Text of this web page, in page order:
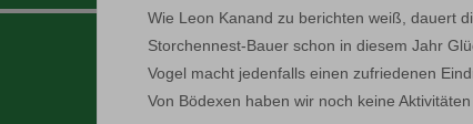
Wie Leon Kanand zu berichten weiß, dauert
Storchennest-Bauer schon in diesem Jahr
Vogel macht jedenfalls einen zufriedenen
Von Bödexen haben wir noch keine Aktivitäten